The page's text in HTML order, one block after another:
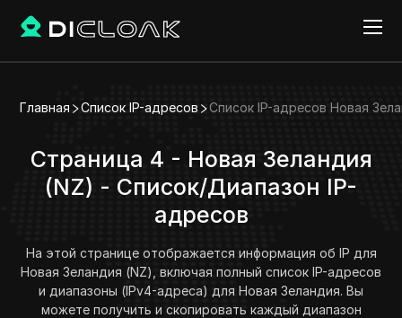
Главная Список IP-адресов Список IP-адресов Новая
Страница 4 - Новая Зеландия
(NZ) - Список/Диапазон IP-
адресов
На этой странице отображается информация об IP для
Новая Зеландия (NZ), включая полный список IP-адресов
и диапазоны (IPv4-адреса) для Новая Зеландия. Вы
можете получить и скопировать каждый диапазон